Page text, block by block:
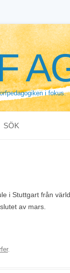
i fokus.
SÖK
i Stuttgart från
av mars.
.